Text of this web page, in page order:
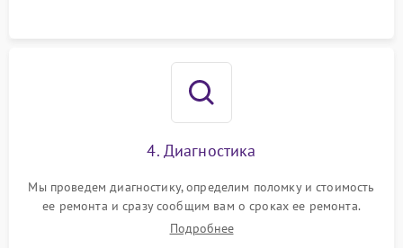
4. Диагностика
Мы проведем диагностику, определим поломку и стоимость
ее ремонта и сразу сообщим вам о сроках ее ремонта.
Подробнее